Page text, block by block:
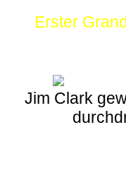
Erster
Jim Clark